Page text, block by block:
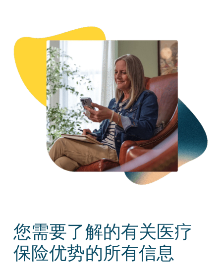
您需要了解的有关医疗
保险优势的所有信息